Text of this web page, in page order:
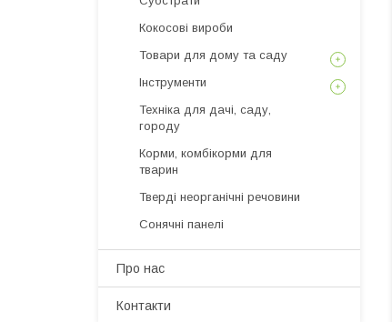
Кокосові вироби
Товари для дому та саду
Інструменти
Техніка для дачі, саду,
городу
Корми, комбікорми для
тварин
Тверді неорганічні речовини
Сонячні панелі
Про нас
Контакти